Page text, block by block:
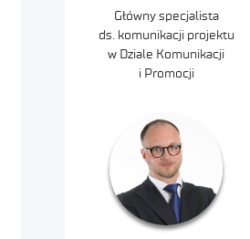
Główny specjalista
ds. komunikacji projektu
w Dziale Komunikacji
i Promocji